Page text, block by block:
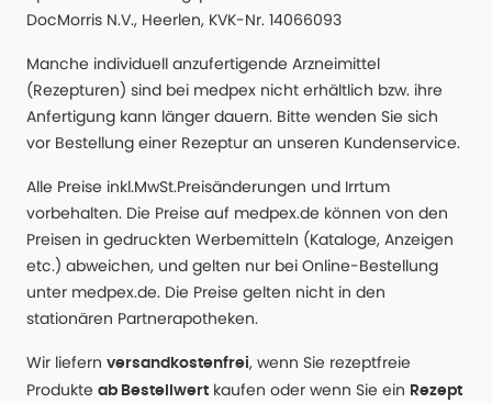
DocMorris N.V., Heerlen, KVK-Nr. 14066093
Manche individuell anzufertigende Arzneimittel
(Rezepturen) sind bei medpex nicht erhältlich bzw. ihre
Anfertigung kann länger dauern. Bitte wenden Sie sich
vor Bestellung einer Rezeptur an unseren Kundenservice.
Alle Preise inkl.MwSt.Preisänderungen und Irrtum
vorbehalten. Die Preise auf medpex.de können von den
Preisen in gedruckten Werbemitteln (Kataloge, Anzeigen
etc.) abweichen, und gelten nur bei Online-Bestellung
unter medpex.de. Die Preise gelten nicht in den
stationären Partnerapotheken.
Wir liefern versandkostenfrei, wenn Sie rezeptfreie
Produkte ab Bestellwert kaufen oder wenn Sie ein Rezept